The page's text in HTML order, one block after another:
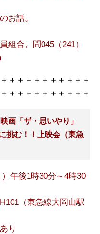
お話。
組合。問045（241）
＋＋＋＋＋＋＋＋＋＋
＋＋＋＋＋＋＋＋＋＋
画「ザ・思いやり」
挑む！！上映会（東急
午後1時30分～4時30
（東急線大岡山駅
り